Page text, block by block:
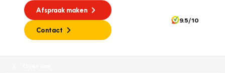
Afspraak maken
Contact
9.5/10